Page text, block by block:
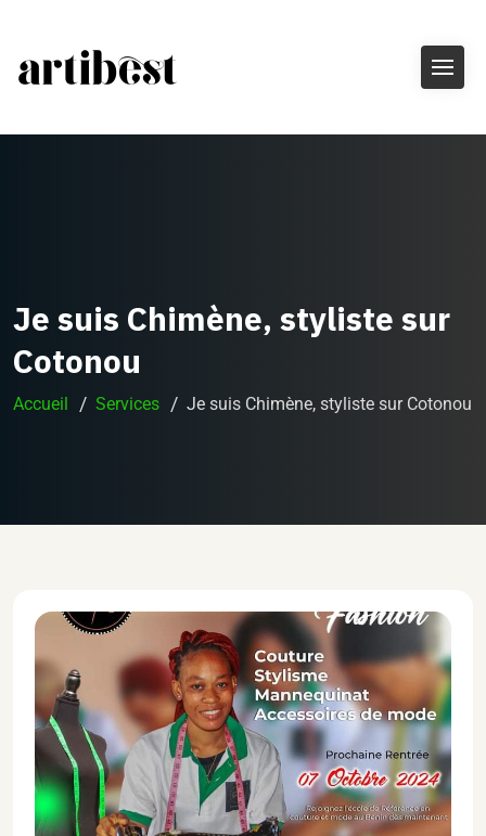
Je suis Chimène, styliste sur
Cotonou
Accueil Services Je suis Chimène, styliste sur Cotonou